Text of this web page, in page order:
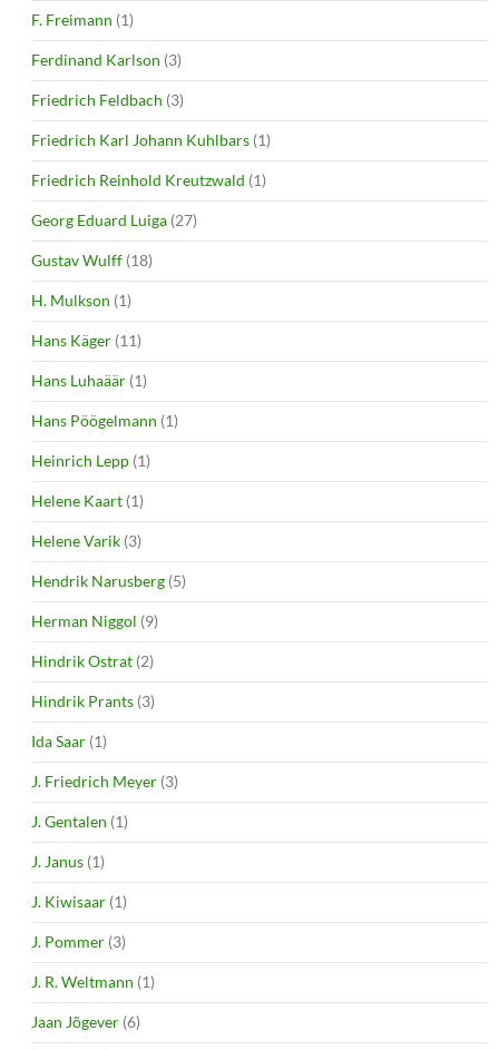
F. Freimann (1)
Ferdinand Karlson (3)
Friedrich Feldbach (3)
Friedrich Karl Johann Kuhlbars (1)
Friedrich Reinhold Kreutzwald (1)
Georg Eduard Luiga (27)
Gustav Wulff (18)
H. Mulkson (1)
Hans Käger (11)
Hans Luhaäär (1)
Hans Pöögelmann (1)
Heinrich Lepp (1)
Helene Kaart (1)
Helene Varik (3)
Hendrik Narusberg (5)
Herman Niggol (9)
Hindrik Ostrat (2)
Hindrik Prants (3)
Ida Saar (1)
J. Friedrich Meyer (3)
J. Gentalen (1)
J. Janus (1)
J. Kiwisaar (1)
J. Pommer (3)
J. R. Weltmann (1)
Jaan Jõgever (6)